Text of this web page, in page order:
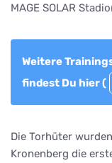
MAGE SOLAR
Weitere
findest Du hier (
Die Torhüter
Kronenberg die